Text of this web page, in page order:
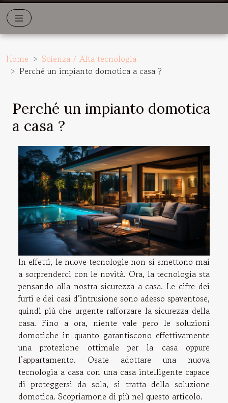
Home
Scienza / Alta tecnologia
Perché un impianto domotica a casa ?
Perché un impianto domotica
a casa ?
In effetti, le nuove tecnologie non si smettono mai
a sorprenderci con le novità. Ora, la tecnologia sta
pensando alla nostra sicurezza a casa. Le cifre dei
furti e dei casi d’intrusione sono adesso spaventose,
quindi più che urgente rafforzare la sicurezza della
casa. Fino a ora, niente vale pero le soluzioni
domotiche in quanto garantiscono effettivamente
una protezione ottimale per la casa oppure
l’appartamento. Osate adottare una nuova
tecnologia a casa con una casa intelligente capace
di proteggersi da sola, si tratta della soluzione
domotica. Scopriamone di più nel questo articolo.